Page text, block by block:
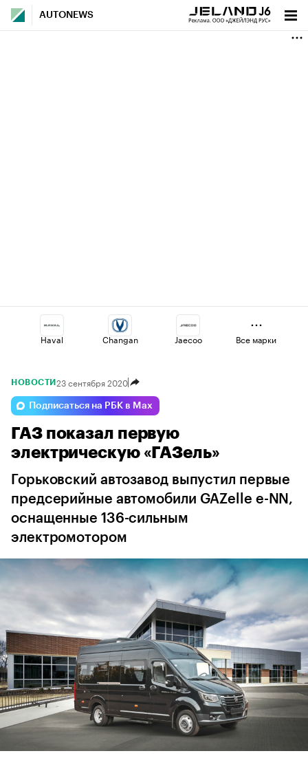
AUTONEWS
Haval Changan Jaecoo
Voyah Volga
Esteo Lada Omoda
Все марки
НОВОСТИ 23 сентября 2020
Подписаться на РБК в Max
ГАЗ показал первую
электрическую «ГАЗель»
Горьковский автозавод выпустил первые
предсерийные автомобили GAZelle e-NN,
оснащенные 136-сильным
электромотором